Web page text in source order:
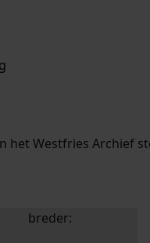
zoektips.
zoektips.
het Westfries Archief
uw zoekopdracht te
breder: